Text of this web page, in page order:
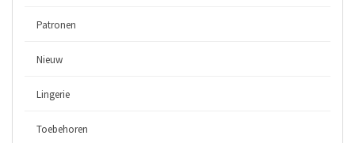
Patronen
Nieuw
Lingerie
Toebehoren